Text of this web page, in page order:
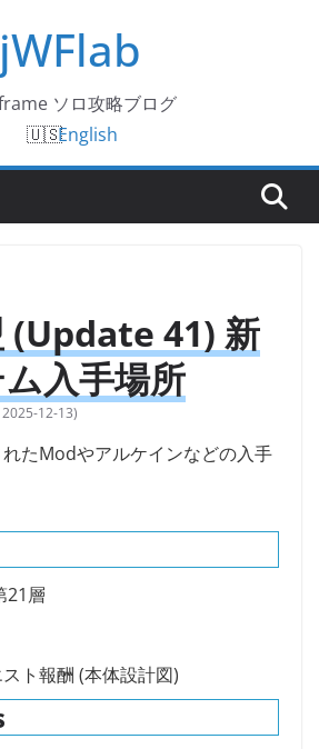
jWFlab
ソロ攻略ブログ
English
(Update 41) 新
入手場所
2025-12-13
たModやアルケインなどの入手
21層
スト報酬 (本体設計図)